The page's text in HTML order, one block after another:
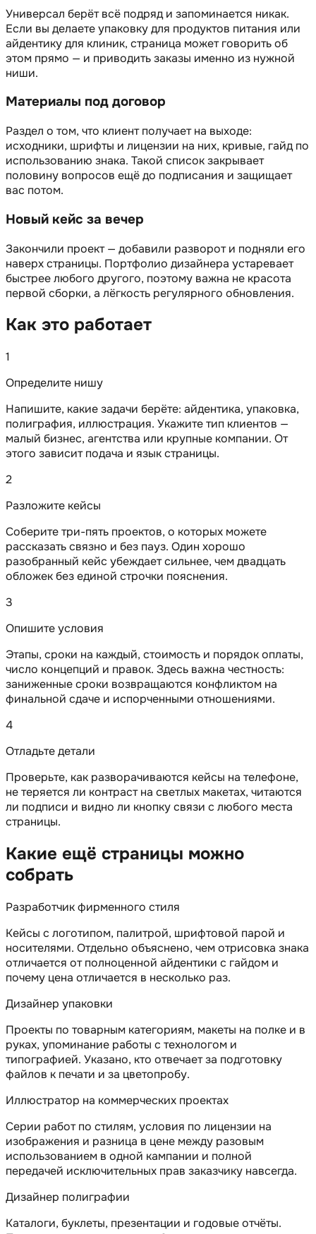
Универсал берёт всё подряд и запоминается никак.
Если вы делаете упаковку для продуктов питания или
айдентику для клиник, страница может говорить об
этом прямо — и приводить заказы именно из нужной
ниши.
Материалы под договор
Раздел о том, что клиент получает на выходе:
исходники, шрифты и лицензии на них, кривые, гайд по
использованию знака. Такой список закрывает
половину вопросов ещё до подписания и защищает
вас потом.
Новый кейс за вечер
Закончили проект — добавили разворот и подняли его
наверх страницы. Портфолио дизайнера устаревает
быстрее любого другого, поэтому важна не красота
первой сборки, а лёгкость регулярного обновления.
Как это работает
1
Определите нишу
Напишите, какие задачи берёте: айдентика, упаковка,
полиграфия, иллюстрация. Укажите тип клиентов —
малый бизнес, агентства или крупные компании. От
этого зависит подача и язык страницы.
2
Разложите кейсы
Соберите три-пять проектов, о которых можете
рассказать связно и без пауз. Один хорошо
разобранный кейс убеждает сильнее, чем двадцать
обложек без единой строчки пояснения.
3
Опишите условия
Этапы, сроки на каждый, стоимость и порядок оплаты,
число концепций и правок. Здесь важна честность:
заниженные сроки возвращаются конфликтом на
финальной сдаче и испорченными отношениями.
4
Отладьте детали
Проверьте, как разворачиваются кейсы на телефоне,
не теряется ли контраст на светлых макетах, читаются
ли подписи и видно ли кнопку связи с любого места
страницы.
Какие ещё страницы можно
собрать
Разработчик фирменного стиля
Кейсы с логотипом, палитрой, шрифтовой парой и
носителями. Отдельно объяснено, чем отрисовка знака
отличается от полноценной айдентики с гайдом и
почему цена отличается в несколько раз.
Дизайнер упаковки
Проекты по товарным категориям, макеты на полке и в
руках, упоминание работы с технологом и
типографией. Указано, кто отвечает за подготовку
файлов к печати и за цветопробу.
Иллюстратор на коммерческих проектах
Серии работ по стилям, условия по лицензии на
изображения и разница в цене между разовым
использованием в одной кампании и полной
передачей исключительных прав заказчику навсегда.
Дизайнер полиграфии
Каталоги, буклеты, презентации и годовые отчёты.